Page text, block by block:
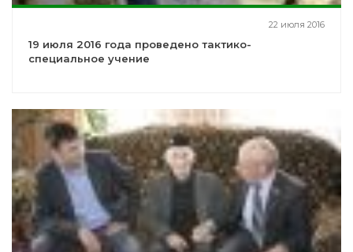
22 июля 2016
19 июля 2016 года проведено тактико-
специальное учение